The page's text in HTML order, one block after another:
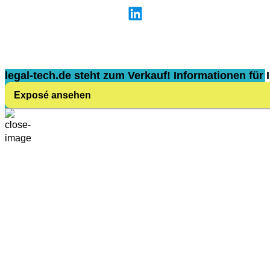
legal-tech.de steht zum Verkauf! Informationen für
Exposé ansehen